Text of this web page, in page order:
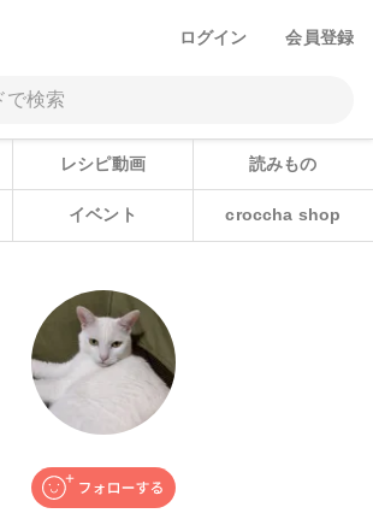
ログイン 会員登録
レシピ動画 読みもの
イベント croccha shop